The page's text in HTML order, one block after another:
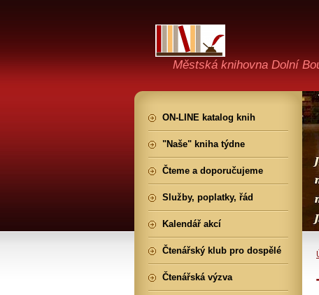
Městská knihovna Dolní
ON-LINE katalog knih
"Naše" kniha týdne
Čteme a doporučujeme
Služby, poplatky, řád
Kalendář akcí
Čtenářský klub pro dospělé
Čtenářská výzva